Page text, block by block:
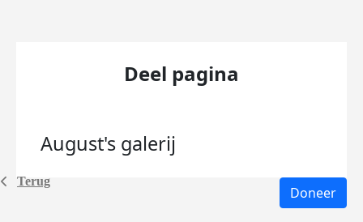
Terug
Deel pagina
August's galerij
Doneer